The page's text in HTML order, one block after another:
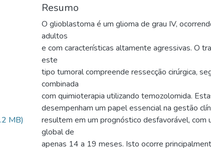
MB)
Resumo
O glioblastoma é um glioma de grau IV,
adultos
e com características altamente agressivas. O
este
tipo tumoral compreende ressecção cirúrgica,
combinada
com quimioterapia utilizando temozolomida.
desempenham um papel essencial na gestão
resultem em um prognóstico desfavorável, com
global de
apenas 14 a 19 meses. Isto ocorre